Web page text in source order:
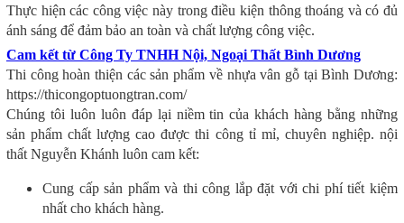
Thực hiện các công việc này trong điều kiện thông thoáng và có đủ
ánh sáng để đảm bảo an toàn và chất lượng công việc.
Cam kết từ Công Ty TNHH Nội, Ngoại Thất Bình Dương
Thi công hoàn thiện các sản phẩm về nhựa vân gỗ tại Bình Dương:
https://thicongoptuongtran.com/
Chúng tôi luôn luôn đáp lại niềm tin của khách hàng bằng những
sản phẩm chất lượng cao được thi công tỉ mỉ, chuyên nghiệp. nội
thất Nguyễn Khánh luôn cam kết:
Cung cấp sản phẩm và thi công lắp đặt với chi phí tiết kiệm
nhất cho khách hàng.